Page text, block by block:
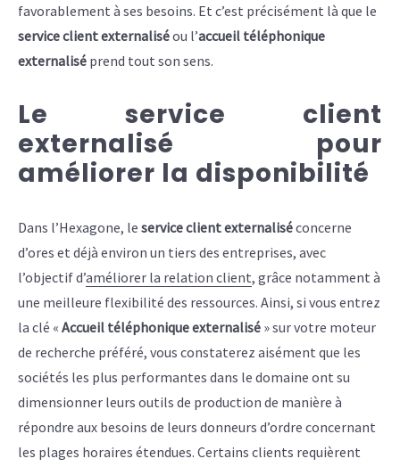
favorablement à ses besoins. Et c’est précisément là que le
service client externaliséou l’accueil téléphonique
externalisé prend tout son sens.
Le service client
externalisé pour
améliorer la disponibilité
Dans l’Hexagone, le service client externaliséconcerne
d’ores et déjà environ un tiers des entreprises, avec
l’objectif d’améliorer la relation client, grâce notamment à
une meilleure flexibilité des ressources. Ainsi, si vous entrez
la clé « Accueil téléphonique externalisé » sur votre moteur
de recherche préféré, vous constaterez aisément que les
sociétés les plus performantes dans le domaine ont su
dimensionner leurs outils de production de manière à
répondre aux besoins de leurs donneurs d’ordre concernant
les plages horaires étendues. Certains clients requièrent